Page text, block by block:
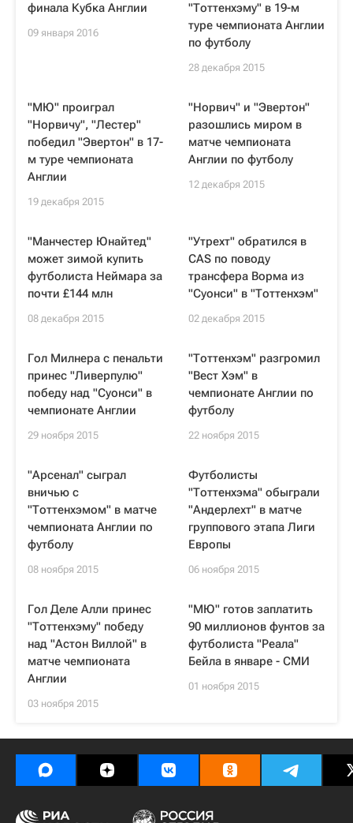
финала Кубка Англии
09 января 2016
"Тоттенхэму" в 19-м
туре чемпионата Англии
по футболу
28 декабря 2015
"МЮ" проиграл
"Норвичу", "Лестер"
победил "Эвертон" в 17-
м туре чемпионата
Англии
19 декабря 2015
"Норвич" и "Эвертон"
разошлись миром в
матче чемпионата
Англии по футболу
12 декабря 2015
"Манчестер Юнайтед"
может зимой купить
футболиста Неймара за
почти £144 млн
08 декабря 2015
"Утрехт" обратился в
CAS по поводу
трансфера Ворма из
"Суонси" в "Тоттенхэм"
02 декабря 2015
Гол Милнера с пенальти
принес "Ливерпулю"
победу над "Суонси" в
чемпионате Англии
29 ноября 2015
"Тоттенхэм" разгромил
"Вест Хэм" в
чемпионате Англии по
футболу
22 ноября 2015
"Арсенал" сыграл
вничью с
"Тоттенхэмом" в матче
чемпионата Англии по
футболу
08 ноября 2015
Футболисты
"Тоттенхэма" обыграли
"Андерлехт" в матче
группового этапа Лиги
Европы
06 ноября 2015
Гол Деле Алли принес
"Тоттенхэму" победу
над "Астон Виллой" в
матче чемпионата
Англии
03 ноября 2015
"МЮ" готов заплатить
90 миллионов фунтов за
футболиста "Реала"
Бейла в январе - СМИ
01 ноября 2015